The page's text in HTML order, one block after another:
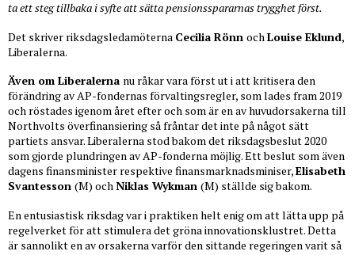
ta ett steg tillbaka i syfte att sätta pensions­spararnas trygghet först.
Det skriver riksdagsledamöterna Cecilia Rönn och Louise Eklund,
Liberalerna.
Även om Liberalerna nu råkar vara först ut i att kritisera den
förändring av AP-fondernas förvaltingsregler, som lades fram 2019
och röstades igenom året efter och som är en av huvudorsakerna till
Northvolts överfinansiering så fråntar det inte på något sätt
partiets ansvar. Liberalerna stod bakom det riksdagsbeslut 2020
som gjorde plundringen av AP-fonderna möjlig. Ett beslut som även
dagens finansminister respektive finansmarknadsminiser,Elisabeth
Svantesson (M) ochNiklas Wykman (M) ställde sig bakom.
En entusiastisk riksdag var i praktiken helt enig om att lätta upp på
regelverket för att stimulera det gröna innovationsklustret. Detta
är sannolikt en av orsakerna varför den sittande regeringen varit så